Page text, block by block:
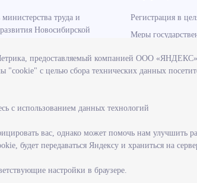
министерства труда и
Новосибирской
деятельность
государственную
Регистрация в
Меры
Информация для
предоставляемый компанией ООО
с целью сбора технических данных
с использованием данных технологий
вас, однако может помочь нам улучшить
будет передаваться Яндексу и храниться на
настройки в браузере.